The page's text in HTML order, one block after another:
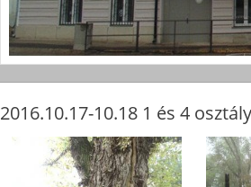
2016.10.17-10.18 1 és 4